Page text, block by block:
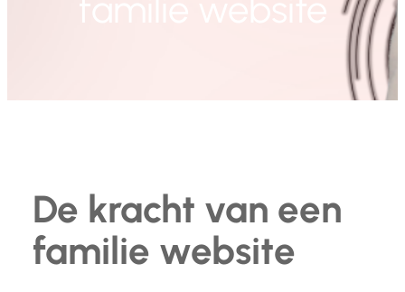
De kracht van een
familie website